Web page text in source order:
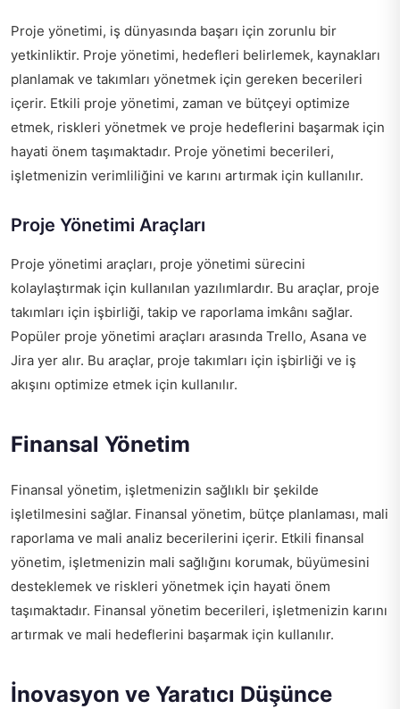
Proje yönetimi, iş dünyasında başarı için zorunlu bir
yetkinliktir. Proje yönetimi, hedefleri belirlemek, kaynakları
planlamak ve takımları yönetmek için gereken becerileri
içerir. Etkili proje yönetimi, zaman ve bütçeyi optimize
etmek, riskleri yönetmek ve proje hedeflerini başarmak için
hayati önem taşımaktadır. Proje yönetimi becerileri,
işletmenizin verimliliğini ve karını artırmak için kullanılır.
Proje Yönetimi Araçları
Proje yönetimi araçları, proje yönetimi sürecini
kolaylaştırmak için kullanılan yazılımlardır. Bu araçlar, proje
takımları için işbirliği, takip ve raporlama imkânı sağlar.
Popüler proje yönetimi araçları arasında Trello, Asana ve
Jira yer alır. Bu araçlar, proje takımları için işbirliği ve iş
akışını optimize etmek için kullanılır.
Finansal Yönetim
Finansal yönetim, işletmenizin sağlıklı bir şekilde
işletilmesini sağlar. Finansal yönetim, bütçe planlaması, mali
raporlama ve mali analiz becerilerini içerir. Etkili finansal
yönetim, işletmenizin mali sağlığını korumak, büyümesini
desteklemek ve riskleri yönetmek için hayati önem
taşımaktadır. Finansal yönetim becerileri, işletmenizin karını
artırmak ve mali hedeflerini başarmak için kullanılır.
İnovasyon ve Yaratıcı Düşünce